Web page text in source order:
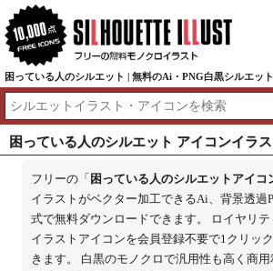
困っている人のシルエット | 無料のAi・PNG白黒シルエッ
困っている人のシルエット アイコンイラス
フリーの「 困っている人のシルエットアイコ
イラストがベクター加工できるAi、背景透過
式で無料ダウンロードできます。 ロイヤリ
イラストアイコンを会員登録不要で1クリッ
きます。 白黒のモノクロで汎用性も高く商用